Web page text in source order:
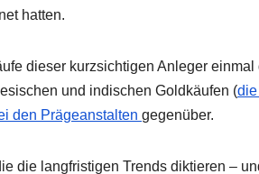
hatten.
dieser kurzsichtigen Anleger einmal
und indischen Goldkäufen (
den Prägeanstalten gegenüber.
die langfristigen Trends diktieren –